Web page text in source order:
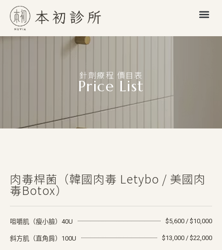
針劑療程 價目表
Price List
肉毒桿菌（韓國肉毒 Letybo / 美國肉
毒Botox）
咀嚼肌（瘦小臉）40U $5,600 / $10,000
斜方肌（直角肩）100U $13,000 / $22,000